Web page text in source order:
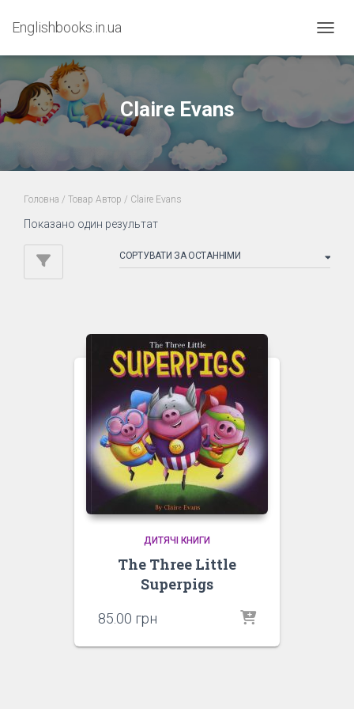
Englishbooks.in.ua
Claire Evans
Головна / Товар Автор / Claire Evans
Показано один результат
ДИТЯЧІ КНИГИ
The Three Little
Superpigs
85.00 грн